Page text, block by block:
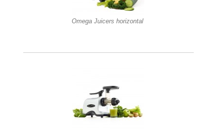
Omega Juicers horizontal